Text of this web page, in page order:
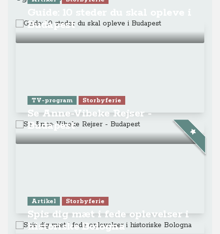
Budapest
TV-program Storbyferie
Se Anne-Vibeke Rejser -
Budapest
Artikel Storbyferie
Spis dig mæt i fede oplevelser i
historiske Bologna